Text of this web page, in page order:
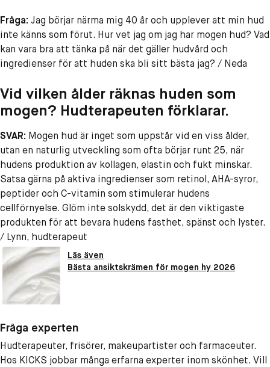
Fråga: Jag börjar närma mig 40 år och upplever att min hud
inte känns som förut. Hur vet jag om jag har mogen hud? Vad
kan vara bra att tänka på när det gäller hudvård och
ingredienser för att huden ska bli sitt bästa jag? / Neda
Vid vilken ålder räknas huden som
mogen? Hudterapeuten förklarar.
SVAR: Mogen hud är inget som uppstår vid en viss ålder,
utan en naturlig utveckling som ofta börjar runt 25, när
hudens produktion av kollagen, elastin och fukt minskar.
Satsa gärna på aktiva ingredienser som retinol, AHA-syror,
peptider och C-vitamin som stimulerar hudens
cellförnyelse. Glöm inte solskydd, det är den viktigaste
produkten för att bevara hudens fasthet, spänst och lyster.
/ Lynn, hudterapeut
Läs även
Bästa ansiktskrämen för mogen hy 2026
Fråga experten
Hudterapeuter, frisörer, makeupartister och farmaceuter.
Hos KICKS jobbar många erfarna experter inom skönhet. Vill